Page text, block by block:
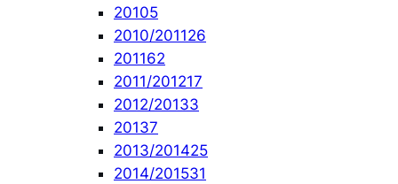
20105
2010/201126
201162
2011/201217
2012/20133
20137
2013/201425
2014/201531